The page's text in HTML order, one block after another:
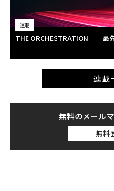
連載
THE ORCHESTRATION──最
連載
無料のメール
無料